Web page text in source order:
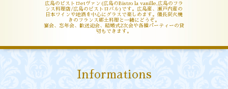
広島のビストロetヴァン(広島のBistro la vanille,広島のフラ
ンス料理店/広島のビストロバル)です。広島産、瀬戸内産の
日本ワインや地酒を中心にグラスで楽しめます。備長炭火焼
きのフランス郷土料理と一緒にどうぞ。
宴会、忘年会、歓送迎会、結婚式2次会や各種パーティーの貸
切もできます。
Informations